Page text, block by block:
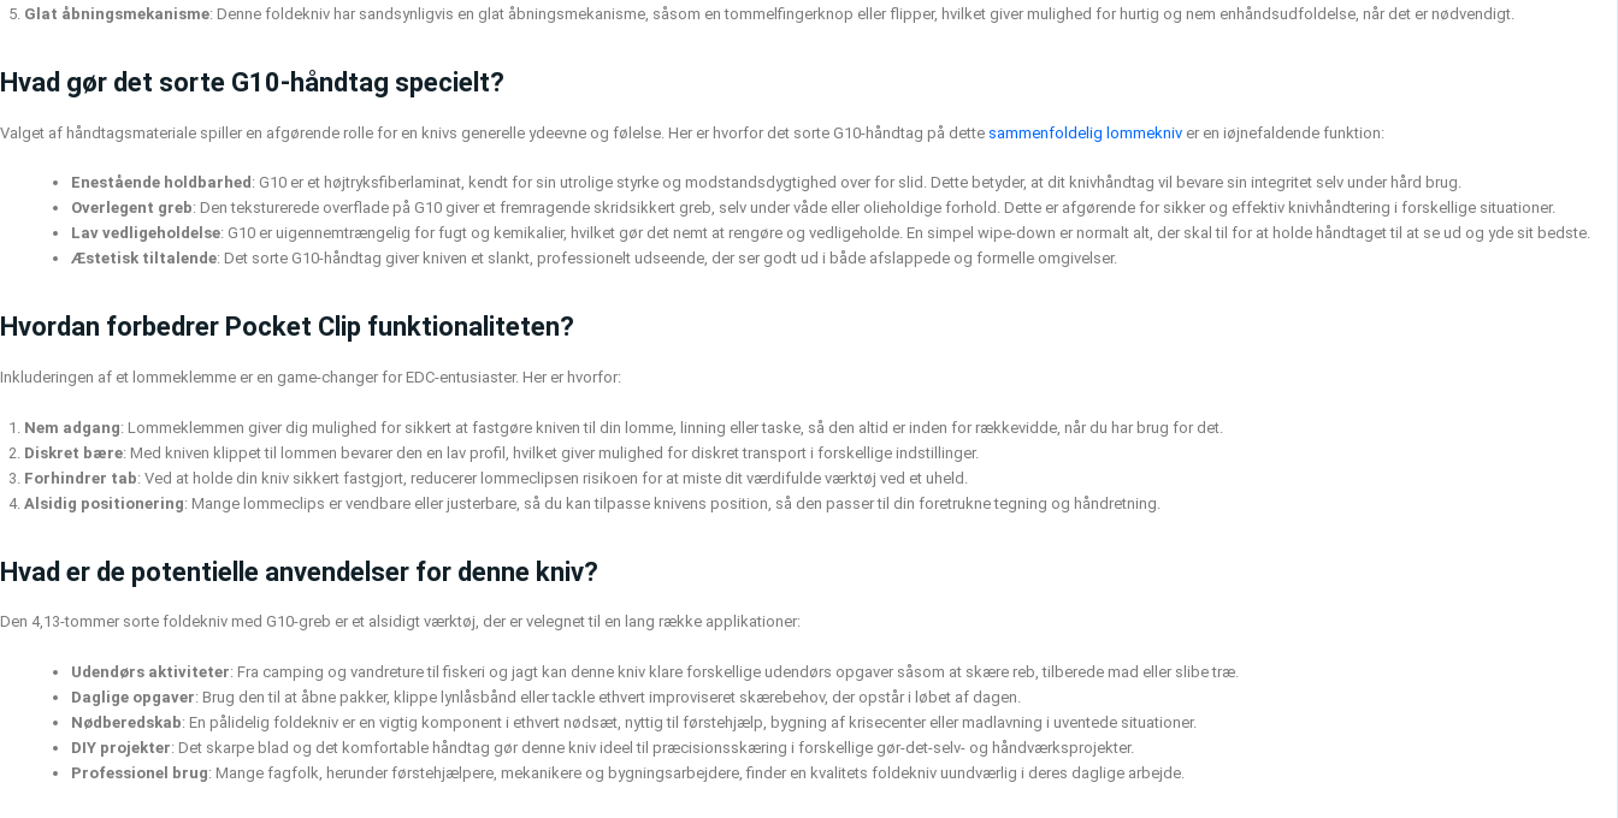
Glat åbningsmekanisme: Denne foldekniv har sandsynligvis en glat åbningsmekanisme, såsom en tommelfingerknop eller flipper, hvilket giver mulighed for hurtig og nem enhåndsudfoldelse, når det er nødvendigt.
Hvad gør det sorte G10-håndtag specielt?
Valget af håndtagsmateriale spiller en afgørende rolle for en knivs generelle ydeevne og følelse. Her er hvorfor det sorte G10-håndtag på dette sammenfoldelig lommekniv er en iøjnefaldende funktion:
Enestående holdbarhed : G10 er et højtryksfiberlaminat, kendt for sin utrolige styrke og modstandsdygtighed over for slid. Dette betyder, at dit knivhåndtag vil bevare sin integritet selv under hård brug.
Overlegent greb: Den teksturerede overflade på G10 giver et fremragende skridsikkert greb, selv under våde eller olieholdige forhold. Dette er afgørende for sikker og effektiv knivhåndtering i forskellige situationer.
Lav vedligeholdelse: G10 er uigennemtrængelig for fugt og kemikalier, hvilket gør det nemt at rengøre og vedligeholde. En simpel wipe-down er normalt alt, der skal til for at holde håndtaget til at se ud og yde sit bedste.
Æstetisk tiltalende: Det sorte G10-håndtag giver kniven et slankt, professionelt udseende, der ser godt ud i både afslappede og formelle omgivelser.
Hvordan forbedrer Pocket Clip funktionaliteten?
Inkluderingen af et lommeklemme er en game-changer for EDC-entusiaster. Her er hvorfor:
Nem adgang: Lommeklemmen giver dig mulighed for sikkert at fastgøre kniven til din lomme, linning eller taske, så den altid er inden for rækkevidde, når du har brug for det.
Diskret bære: Med kniven klippet til lommen bevarer den en lav profil, hvilket giver mulighed for diskret transport i forskellige indstillinger.
Forhindrer tab: Ved at holde din kniv sikkert fastgjort, reducerer lommeclipsen risikoen for at miste dit værdifulde værktøj ved et uheld.
Alsidig positionering: Mange lommeclips er vendbare eller justerbare, så du kan tilpasse knivens position, så den passer til din foretrukne tegning og håndretning.
Hvad er de potentielle anvendelser for denne kniv?
Den 4,13-tommer sorte foldekniv med G10-greb er et alsidigt værktøj, der er velegnet til en lang række applikationer:
Udendørs aktiviteter: Fra camping og vandreture til fiskeri og jagt kan denne kniv klare forskellige udendørs opgaver såsom at skære reb, tilberede mad eller slibe træ.
Daglige opgaver: Brug den til at åbne pakker, klippe lynlåsbånd eller tackle ethvert improviseret skærebehov, der opstår i løbet af dagen.
Nødberedskab: En pålidelig foldekniv er en vigtig komponent i ethvert nødsæt, nyttig til førstehjælp, bygning af krisecenter eller madlavning i uventede situationer.
DIY projekter: Det skarpe blad og det komfortable håndtag gør denne kniv ideel til præcisionsskæring i forskellige gør-det-selv- og håndværksprojekter.
Professionel brug: Mange fagfolk, herunder førstehjælpere, mekanikere og bygningsarbejdere, finder en kvalitets foldekniv uundværlig i deres daglige arbejde.